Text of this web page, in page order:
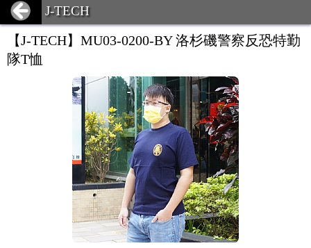
J-TECH
【J-TECH】MU03-0200-BY 洛杉磯警察反恐特勤
隊T恤